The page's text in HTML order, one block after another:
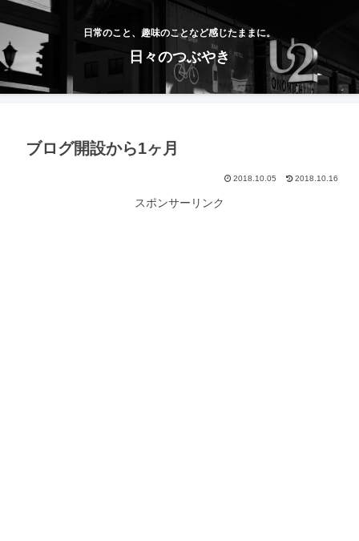
日常のこと、趣味のことなど感じたままに。
日々のつぶやき
ブログ開設から1ヶ月
2018.10.05 2018.10.16
スポンサーリンク